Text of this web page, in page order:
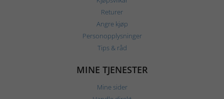
Returer
Angre kjøp
Personopplysninger
Tips & råd
MINE TJENESTER
Mine sider